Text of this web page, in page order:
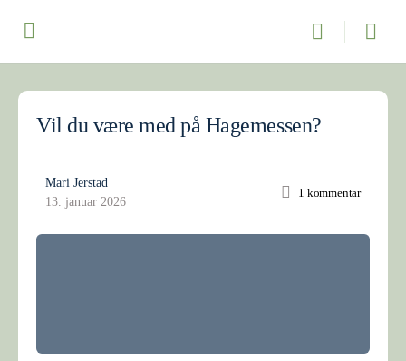
Vil du være med på Hagemessen?
Mari Jerstad
13. januar 2026
1 kommentar